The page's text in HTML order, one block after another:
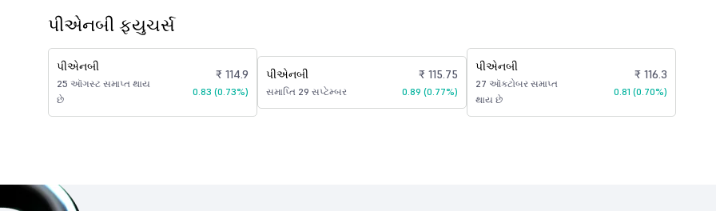
પીએનબી ફ્યુચર્સ
પીએનબી
25 ઑગસ્ટ સમાપ્ત થાય
છે
₹ 114.9
0.83 (0.73%)
પીએનબી
સમાપ્તિ 29 સપ્ટેમ્બર
₹ 115.75
0.89 (0.77%)
પીએનબી
27 ઑક્ટોબર સમાપ્ત
થાય છે
₹ 116.3
0.81 (0.70%)